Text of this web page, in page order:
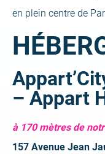
en plein centre de
– Appart
à 170 mètres de
157 Avenue Jean